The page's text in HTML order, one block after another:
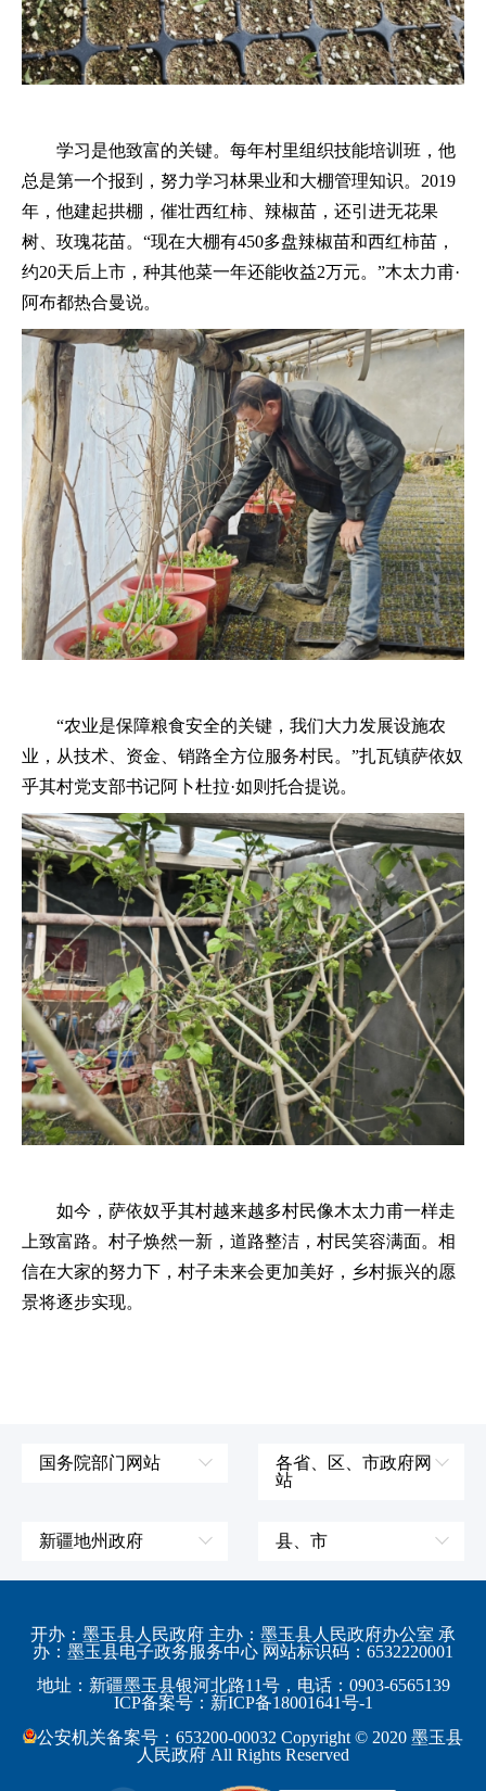
学习是他致富的关键。每年村里组织技能培训班，他
总是第一个报到，努力学习林果业和大棚管理知识。 2019
年，他建起拱棚，催壮西红柿、辣椒苗，还引进无花果
树、玫瑰花苗。“现在大棚有450多盘辣椒苗和西红柿苗，
约20天后上市，种其他菜一年还能收益2万元。”木太力甫·
阿布都热合曼说。
“农业是保障粮食安全的关键，我们大力发展设施农
业，从技术、资金、销路全方位服务村民。”扎瓦镇萨依奴
乎其村党支部书记阿卜杜拉·如则托合提说。
如今，萨依奴乎其村越来越多村民像木太力甫一样走
上致富路。村子焕然一新，道路整洁，村民笑容满面。相
信在大家的努力下，村子未来会更加美好，乡村振兴的愿
景将逐步实现。
国务院部门网站
国防部
教育部
工业和信息化部
监察部
民政部
司法部
各省、区、市政府网
站
江苏省
浙江省
安徽省
福建省
江西省
新疆地州政府
伊犁哈萨克自治州
阿勒泰地区
博尔塔拉蒙古自治州
吐鲁番地区
县、市
皮山县
策勒县
民丰县
和田市
开办：墨玉县人民政府 主办：墨玉县人民政府办公室 承
办：墨玉县电子政务服务中心 网站标识码：6532220001
地址：新疆墨玉县银河北路11号，电话：0903-6565139
ICP备案号：新ICP备18001641号-1
公安机关备案号：653200-00032 Copyright © 2020 墨玉县
人民政府 All Rights Reserved